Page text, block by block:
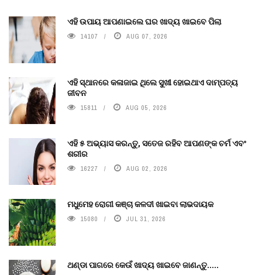
ଏହି ଉପାୟ ଆପଣାଇଲେ ଘର ଖାଦ୍ୟ ଖାଇବେ ପିଲା
14107 AUG 07, 2026
ଏହି ସ୍ଥାନରେ କଳାଜାଇ ଥିଲେ ସୁଖୀ ହୋଇଥାଏ ଦାମ୍ପତ୍ୟ
ଜୀବନ
15811 AUG 05, 2026
ଏହି ୫ ଅଭ୍ୟାସ କରନ୍ତୁ, ସତେଜ ରହିବ ଆପଣଙ୍କ ଚର୍ମ ଏବଂ
ଶରୀର
16227 AUG 02, 2026
ମଧୁମେହ ରୋଗୀ କଞ୍ଚା କଳଦୀ ଖାଇବା ଲାଭଦାୟକ
15080 JUL 31, 2026
ଥଣ୍ଡା ପାଗରେ କେଉଁ ଖାଦ୍ୟ ଖାଇବେ ଜାଣନ୍ତୁ.....